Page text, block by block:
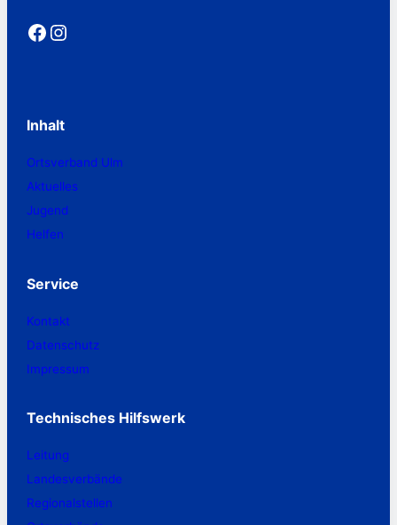
Facebook Instagram
Inhalt
Ortsverband Ulm
Aktuelles
Jugend
Helfen
Service
Kontakt
Datenschutz
Impressum
Technisches Hilfswerk
Leitung
Landesverbände
Regionalstellen